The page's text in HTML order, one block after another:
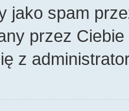
jako spam
przez
z